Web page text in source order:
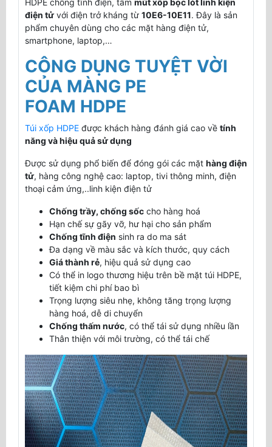
điện tử với điện trở kháng từ 10E6-10E11. Đây là sản
phẩm chuyên dùng cho các mặt hàng điện tử,
smartphone, laptop,…
CÔNG DỤNG TUYỆT VỜI
CỦA MÀNG PE
FOAM HDPE
Túi xốp HDPE được khách hàng đánh giá cao về tính
năng và hiệu quả sử dụng
Được sử dụng phổ biến để đóng gói các mặt hàng điện
tử, hàng công nghệ cao: laptop, tivi thông minh, điện
thoại cảm ứng,..linh kiện điện tử
Chống trầy, chống sốc cho hàng hoá
Hạn chế sự gãy vỡ, hư hại cho sản phẩm
Chống tĩnh điện sinh ra do ma sát
Đa dạng về màu sắc và kích thước, quy cách
Giá thành rẻ, hiệu quả sử dụng cao
Có thể in logo thương hiệu trên bề mặt túi HDPE,
tiết kiệm chi phí bao bì
Trọng lượng siêu nhẹ, không tăng trọng lượng
hàng hoá, dễ di chuyển
Chống thấm nước, có thể tái sử dụng nhiều lần
Thân thiện với môi trường, có thể tái chế